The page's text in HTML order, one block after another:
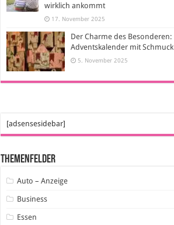
wirklich ankommt
17. November 2025
Der Charme des Besonderen:
Adventskalender mit Schmuck
5. November 2025
[adsensesidebar]
Themenfelder
Auto – Anzeige
Business
Essen